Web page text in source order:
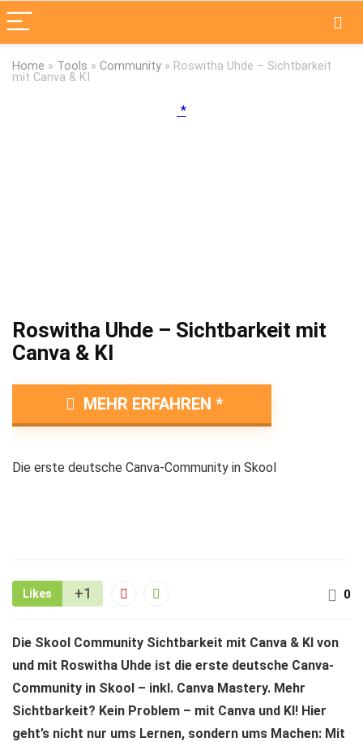
Home » Tools » Community » Roswitha Uhde – Sichtbarkeit
mit Canva & KI
Roswitha Uhde – Sichtbarkeit mit
Canva & KI
MEHR ERFAHREN
Die erste deutsche Canva-Community in Skool
0
Likes +1
Die Skool Community Sichtbarkeit mit Canva & KI von
und mit Roswitha Uhde ist die erste deutsche Canva-
Community in Skool – inkl. Canva Mastery. Mehr
Sichtbarkeit? Kein Problem – mit Canva und KI! Hier
geht’s nicht nur ums Lernen, sondern ums Machen: Mit